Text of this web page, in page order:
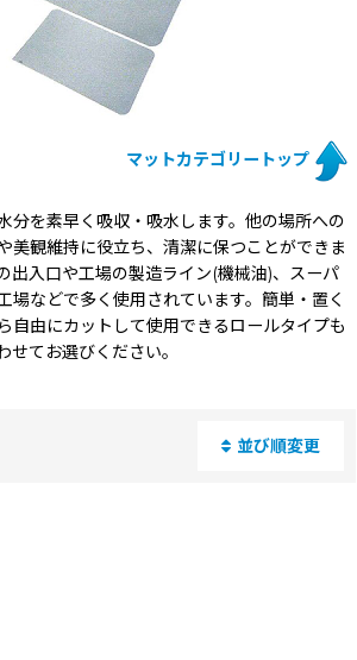
マットカテゴリートップ
分を素早く吸収・吸水します。他の場所への
美観維持に役立ち、清潔に保つことができま
出入口や工場の製造ライン(機械油)、スーパ
場などで多く使用されています。簡単・置く
自由にカットして使用できるロールタイプも
せてお選びください。
並び順変更